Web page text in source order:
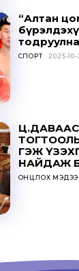
“Алтан
тодруулна
СПОРТ 2025-10-
ГЭЖ
НАЙДАЖ
ОНЦЛОХ МЭДЭЭ